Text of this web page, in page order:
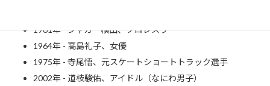
1961年 - ジャガー横田、プロレスラー
1964年 - 高島礼子、女優
1975年 - 寺尾悟、元スケートショートトラック選手
2002年 - 道枝駿佑、アイドル（なにわ男子）